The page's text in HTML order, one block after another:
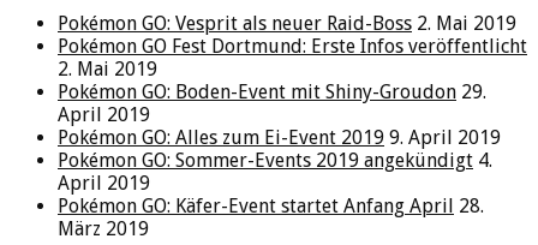
Pokémon GO: Vesprit als neuer Raid-Boss 2. Mai 2019
Pokémon GO Fest Dortmund: Erste Infos veröffentlicht
2. Mai 2019
Pokémon GO: Boden-Event mit Shiny-Groudon 29.
April 2019
Pokémon GO: Alles zum Ei-Event 2019 9. April 2019
Pokémon GO: Sommer-Events 2019 angekündigt 4.
April 2019
Pokémon GO: Käfer-Event startet Anfang April 28.
März 2019